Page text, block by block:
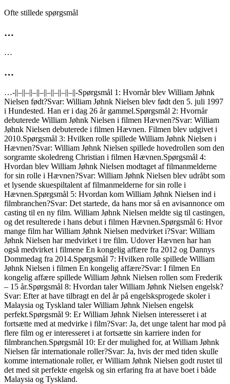
Ofte stillede spørgsmål
…
…
…
…-||–||–||–||–||–||–||–||–||-Spørgsmål 1: Hvornår blev William Jøhnk
Nielsen født?Svar: William Jøhnk Nielsen blev født den 5. juli 1997
i Hundested. Han er i dag 26 år gammel.Spørgsmål 2: Hvornår
debuterede William Jøhnk Nielsen i filmen Hævnen?Svar: William
Jøhnk Nielsen debuterede i filmen Hævnen. Filmen blev udgivet i
2010.Spørgsmål 3: Hvilken rolle spillede William Jøhnk Nielsen i
Hævnen?Svar: William Jøhnk Nielsen spillede hovedrollen som den
sorgramte skoledreng Christian i filmen Hævnen.Spørgsmål 4:
Hvordan blev William Jøhnk Nielsen modtaget af filmanmelderne
for sin rolle i Hævnen?Svar: William Jøhnk Nielsen blev udråbt som
et lysende skuespiltalent af filmanmelderne for sin rolle i
Hævnen.Spørgsmål 5: Hvordan kom William Jøhnk Nielsen ind i
filmbranchen?Svar: Det startede, da hans mor så en avisannonce om
casting til en ny film. William Jøhnk Nielsen meldte sig til castingen,
og det resulterede i hans debut i filmen Hævnen.Spørgsmål 6: Hvor
mange film har William Jøhnk Nielsen medvirket i?Svar: William
Jøhnk Nielsen har medvirket i tre film. Udover Hævnen har han
også medvirket i filmene En kongelig affære fra 2012 og Dannys
Dommedag fra 2014.Spørgsmål 7: Hvilken rolle spillede William
Jøhnk Nielsen i filmen En kongelig affære?Svar: I filmen En
kongelig affære spillede William Jøhnk Nielsen rollen som Frederik
– 15 år.Spørgsmål 8: Hvordan taler William Jøhnk Nielsen engelsk?
Svar: Efter at have tilbragt en del år på engelsksprogede skoler i
Malaysia og Tyskland taler William Jøhnk Nielsen engelsk
perfekt.Spørgsmål 9: Er William Jøhnk Nielsen interesseret i at
fortsætte med at medvirke i film?Svar: Ja, det unge talent har mod på
flere film og er interesseret i at fortsætte sin karriere inden for
filmbranchen.Spørgsmål 10: Er der mulighed for, at William Jøhnk
Nielsen får internationale roller?Svar: Ja, hvis der med tiden skulle
komme internationale roller, er William Jøhnk Nielsen godt rustet til
det med sit perfekte engelsk og sin erfaring fra at have boet i både
Malaysia og Tyskland.